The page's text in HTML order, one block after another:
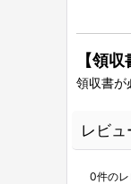
【領
領収書が
レビュ
0件の